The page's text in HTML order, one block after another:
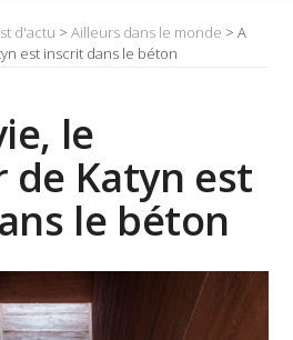
d'actu >Ailleurs dans le monde > A
est inscrit dans le béton
le
de Katyn est
le béton